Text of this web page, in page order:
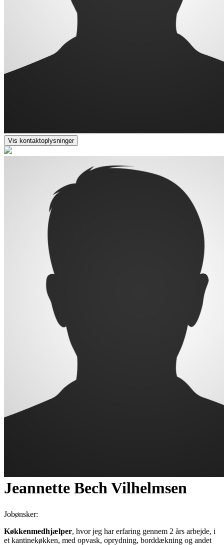
Vis kontaktoplysninger
Jeannette Bech Vilhelmsen
Jobønsker:
Køkkenmedhjælper, hvor jeg har erfaring gennem 2 års arbejde, i
et kantinekøkken, med opvask, oprydning, borddækning og andet